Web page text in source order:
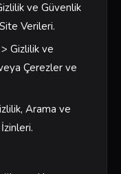
ve Güvenlik
Verileri.
Gizlilik ve
Çerezler ve
Arama ve